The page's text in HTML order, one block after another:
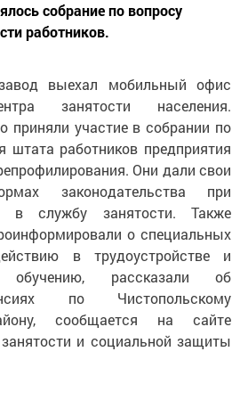
собрание по вопросу
работников.
выехал мобильный офис
занятости населения.
приняли участие в собрании по
штата работников предприятия
Они дали свои
законодательства при
в службу занятости. Также
о специальных
в трудоустройстве и
обучению, рассказали об
по Чистопольскому
сообщается на сайте
и социальной защиты